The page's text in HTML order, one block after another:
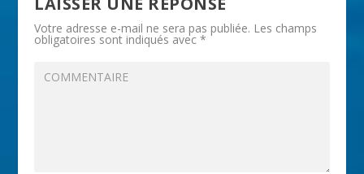
Votre adresse e-mail ne sera pas publiée. Les champs
obligatoires sont indiqués avec*